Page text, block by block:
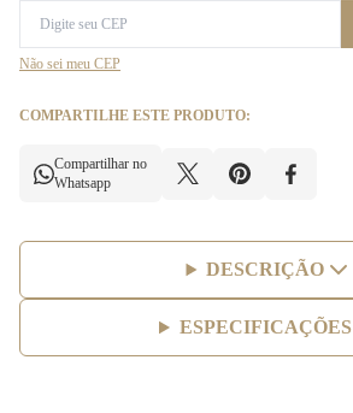
Não sei meu CEP
COMPARTILHE ESTE PRODUTO:
Compartilhar no
Whatsapp
DESCRIÇÃO
ESPECIFICAÇÕES